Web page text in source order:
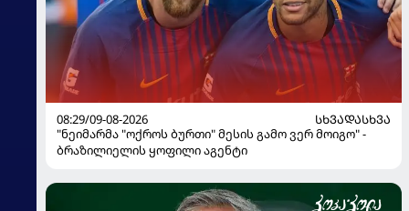
08:29/09-08-2026
ᲡᲮᲕᲐᲓᲐᲡᲮᲕᲐ
"ნეიმარმა "ოქროს ბურთი" მესის გამო ვერ მოიგო" -
ბრაზილიელის ყოფილი აგენტი